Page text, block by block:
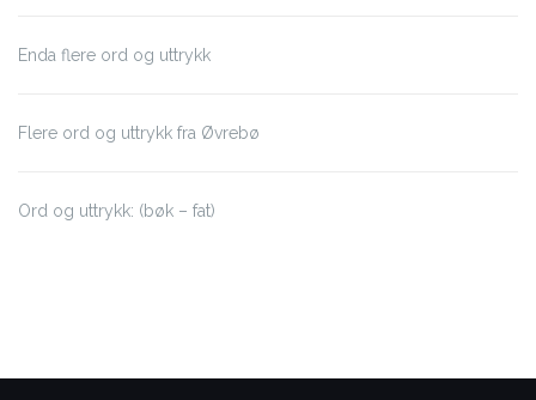
Enda flere ord og uttrykk
Flere ord og uttrykk fra Øvrebø
Ord og uttrykk: (bøk – fat)